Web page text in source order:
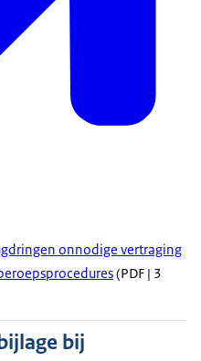
onnodige vertraging
(PDF | 3
bij